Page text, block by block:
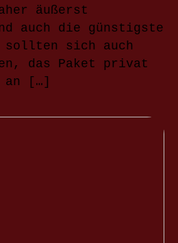
äußerst
auch die günstigste
sollten sich auch
das Paket privat
an […]